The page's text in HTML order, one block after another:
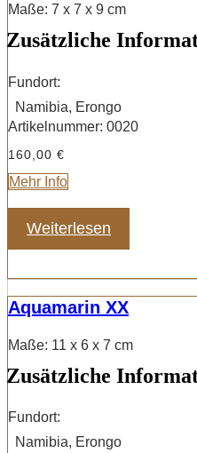
Maße: 7 x 7 x 9 cm
Zusätzliche
Fundort:
Namibia, Erongo
Artikelnummer: 0020
160,00 €
Mehr Info
Weiterlesen
Aquamarin XX
Maße: 11 x 6 x 7 cm
Zusätzliche
Fundort:
Namibia, Erongo